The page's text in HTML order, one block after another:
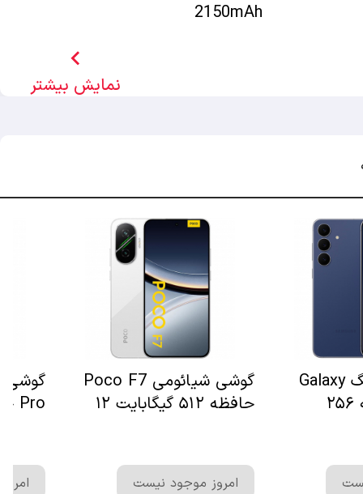
2150mAh
chevron_left
نمایش بیشتر
گوشی سامسونگ Galaxy
S25 FE حافظه ۲۵۶
گوشی شیائومی Poco F7
حافظه ۵۱۲ گیگابایت ۱۲
امروز موجود نیست